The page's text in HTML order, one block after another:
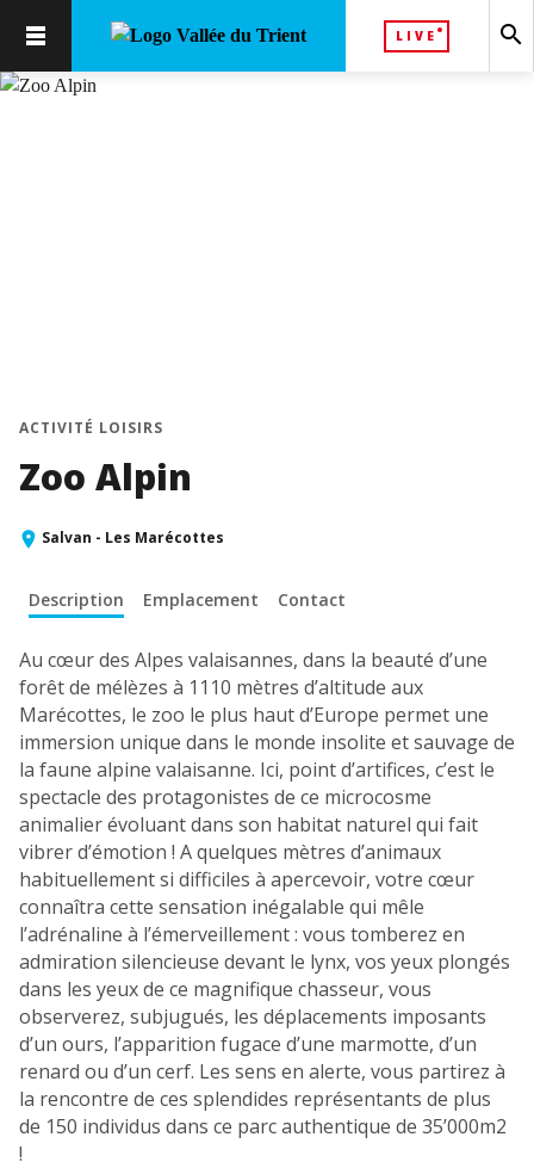
LIVE search
ACTIVITÉ LOISIRS
Zoo Alpin
Salvan - Les Marécottes
Description Emplacement Contact
Au cœur des Alpes valaisannes, dans la beauté d’une
forêt de mélèzes à 1110 mètres d’altitude aux
Marécottes, le zoo le plus haut d’Europe permet une
immersion unique dans le monde insolite et sauvage de
la faune alpine valaisanne. Ici, point d’artifices, c’est le
spectacle des protagonistes de ce microcosme
animalier évoluant dans son habitat naturel qui fait
vibrer d’émotion ! A quelques mètres d’animaux
habituellement si difficiles à apercevoir, votre cœur
connaîtra cette sensation inégalable qui mêle
l’adrénaline à l’émerveillement : vous tomberez en
admiration silencieuse devant le lynx, vos yeux plongés
dans les yeux de ce magnifique chasseur, vous
observerez, subjugués, les déplacements imposants
d’un ours, l’apparition fugace d’une marmotte, d’un
renard ou d’un cerf. Les sens en alerte, vous partirez à
la rencontre de ces splendides représentants de plus
de 150 individus dans ce parc authentique de 35’000m2
!